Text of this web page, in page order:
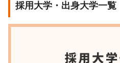
採用大学・出身大学一覧